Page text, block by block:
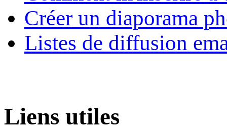
Créer un diaporama
Listes de diffusion
Liens utiles